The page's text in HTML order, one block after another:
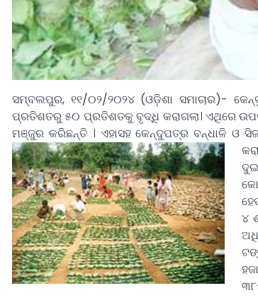
ସମ୍ବଲପୁର, ୧୧/୦୨/୨୦୨୪ (ଓଡ଼ିଶା ସମାଚାର)-
ପ୍ରତିଶତରୁ ୫୦ ପ୍ରତିଶତକୁ ବୃଦ୍ଧି କରାଗଲା। ଏଥିରେ
ମଞ୍ଜୁର କରିଛନ୍ତି । ଏହାସହ କେନ୍ଦୁପତ୍ର ବନ୍ଧାଳି ଓ
୪